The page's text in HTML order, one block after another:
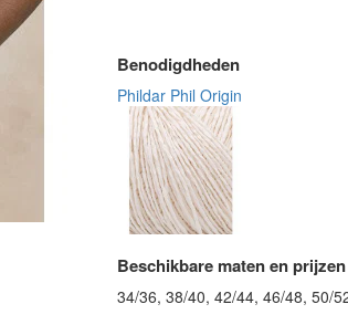
Benodigdheden
Phildar Phil Origin
Beschikbare maten en prijzen
34/36, 38/40, 42/44, 46/48, 50/